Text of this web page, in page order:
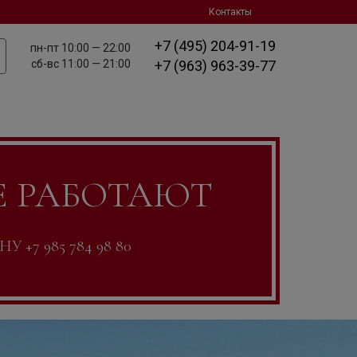
Контакты
пн-пт 10:00 — 22:00
сб-вс 11:00 — 21:00
+7 (495) 204-91-19
+7 (963) 963-39-77
РАБОТАЮТ
985 784 98 80